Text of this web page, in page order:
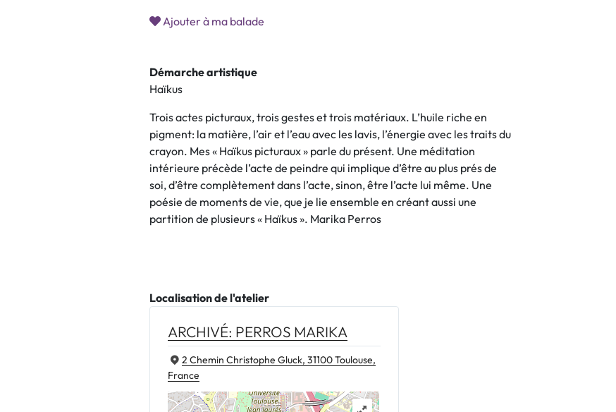
Ajouter à ma balade
Démarche artistique
Haïkus
Trois actes picturaux, trois gestes et trois matériaux. L’huile riche en
pigment: la matière, l’air et l’eau avec les lavis, l’énergie avec les traits du
crayon. Mes « Haïkus picturaux » parle du présent. Une méditation
intérieure précède l’acte de peindre qui implique d’être au plus prés de
soi, d’être complètement dans l’acte, sinon, être l’acte lui même. Une
poésie de moments de vie, que je lie ensemble en créant aussi une
partition de plusieurs « Haïkus ». Marika Perros
Localisation de l'atelier
ARCHIVÉ: PERROS MARIKA
2 Chemin Christophe Gluck, 31100 Toulouse,
France